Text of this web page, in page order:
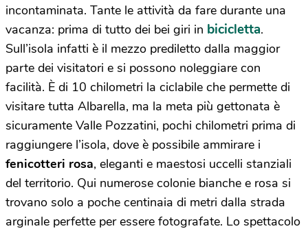
incontaminata. Tante le attività da fare durante una
vacanza: prima di tutto dei bei giri in bicicletta.
Sull’isola infatti è il mezzo prediletto dalla maggior
parte dei visitatori e si possono noleggiare con
facilità. È di 10 chilometri la ciclabile che permette di
visitare tutta Albarella, ma la meta più gettonata è
sicuramente Valle Pozzatini, pochi chilometri prima di
raggiungere l’isola, dove è possibile ammirare i
fenicotteri rosa, eleganti e maestosi uccelli stanziali
del territorio. Qui numerose colonie bianche e rosa si
trovano solo a poche centinaia di metri dalla strada
arginale perfette per essere fotografate. Lo spettacolo